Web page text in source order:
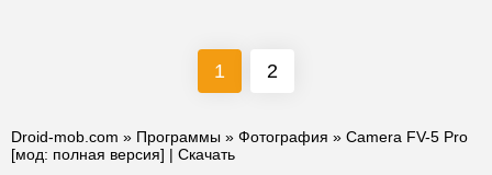
1 2
Droid-mob.com » Программы » Фотография » Camera FV-5 Pro
[мод: полная версия] | Скачать